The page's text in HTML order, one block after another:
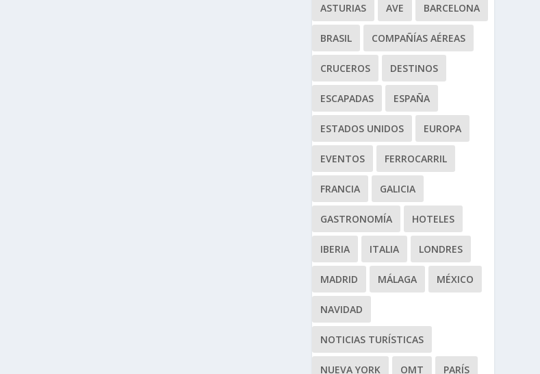
ASTURIAS AVE BARCELONA
BRASIL COMPAÑÍAS AÉREAS
CRUCEROS DESTINOS
ESCAPADAS ESPAÑA
ESTADOS UNIDOS EUROPA
EVENTOS FERROCARRIL
FRANCIA GALICIA
GASTRONOMÍA HOTELES
IBERIA ITALIA LONDRES
MADRID MÁLAGA MÉXICO
NAVIDAD
NOTICIAS TURÍSTICAS
NUEVA YORK OMT PARÍS